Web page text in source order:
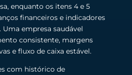
enquanto os itens 4 e 5
financeiros e indicadores
empresa saudável
consistente, margens
e fluxo de caixa estável.
com histórico de